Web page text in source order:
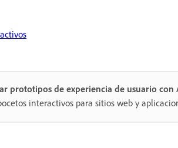
prototipos de experiencia de usuario con
interactivos para sitios web y